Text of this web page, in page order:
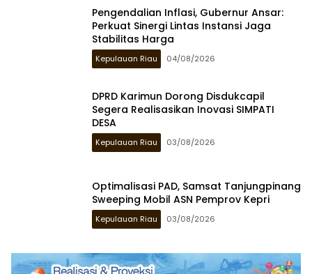
Pengendalian Inflasi, Gubernur Ansar:
Perkuat Sinergi Lintas Instansi Jaga
Stabilitas Harga
Kepulauan Riau 04/08/2026
DPRD Karimun Dorong Disdukcapil
Segera Realisasikan Inovasi SIMPATI
DESA
Kepulauan Riau 03/08/2026
Optimalisasi PAD, Samsat Tanjungpinang
Sweeping Mobil ASN Pemprov Kepri
Kepulauan Riau 03/08/2026